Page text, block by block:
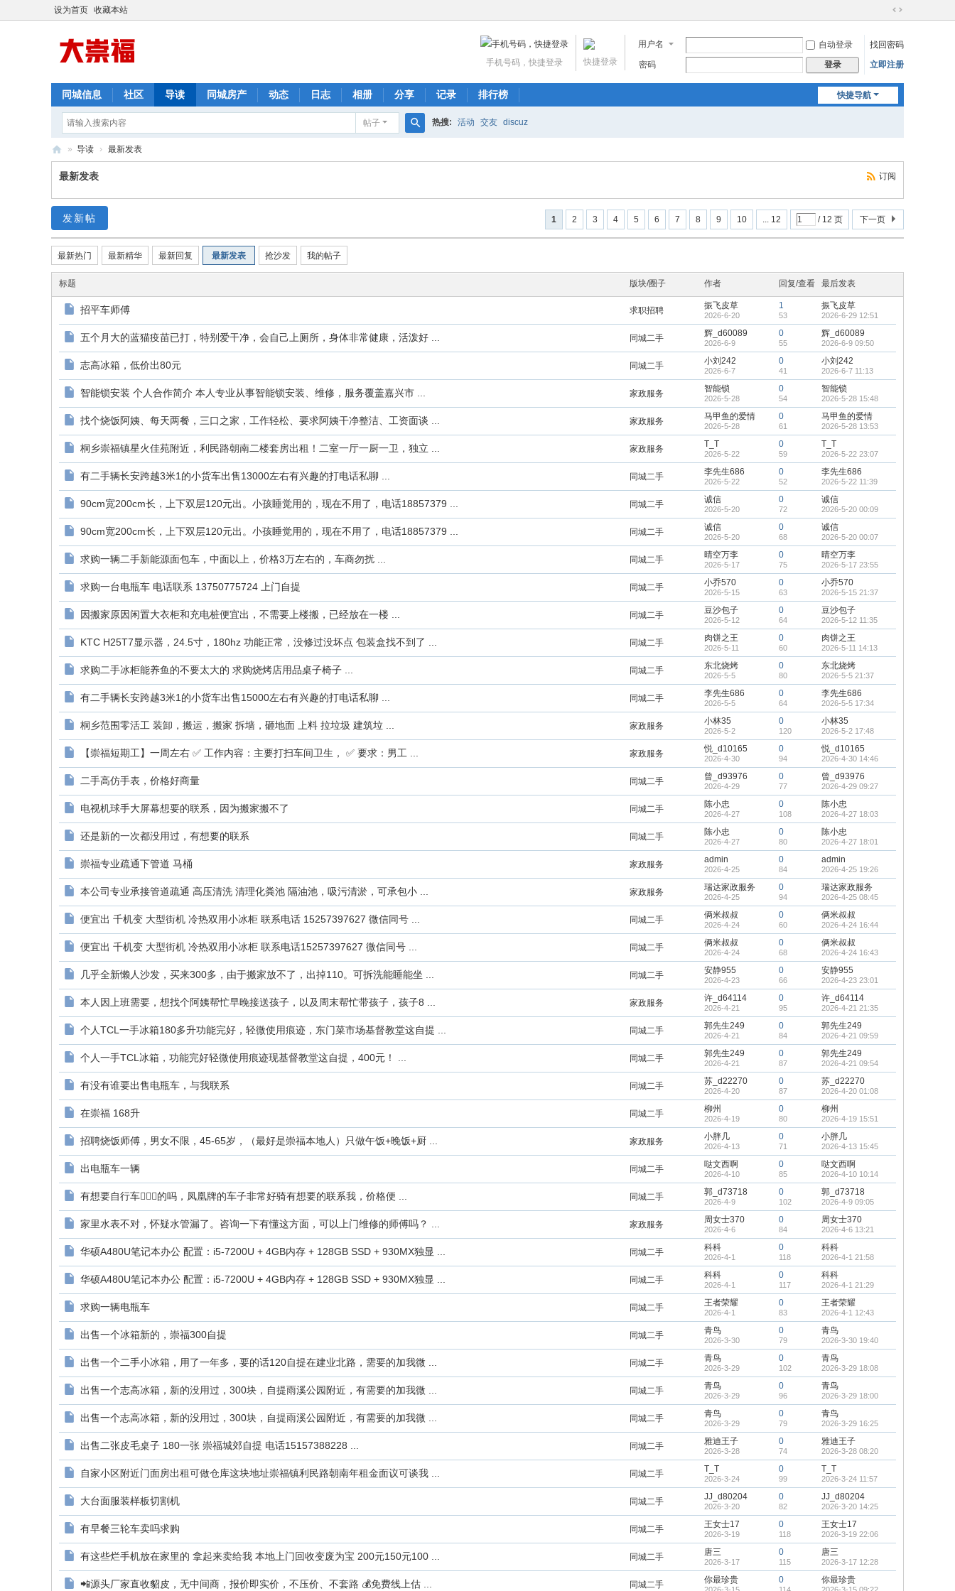
设为首页 收藏本站
切
到
宽
用户名 自动登录
找回密码
密码
登录 立即注册
快捷登录
手机号码，快捷登录
快捷导航
同城信息 社区 导读 同城房产 动态 日志 相册 分享 记录 排行榜
帖子
索
热搜: 活动 交友 discuz
崇
网
» 导读 › 最新发表
订阅
最新发表
1 2 3 4 5 6 7 8 9 10 ... 12 / 12 页 下一页
发新帖
最新热门 最新精华 最新回复 最新发表 抢沙发 我的帖子
标题 版块/圈子 作者 回复/查看 最后发表
招平车师傅 求职招聘 振飞皮草
2026-6-20
1
53
振飞皮草
2026-6-29 12:51
五个月大的蓝猫疫苗已打，特别爱干净，会自己上厕所，身体非常健康，活泼好 ... 同城二手 辉_d60089
2026-6-9
0
55
辉_d60089
2026-6-9 09:50
志高冰箱，低价出80元 同城二手 小刘242
2026-6-7
0
41
小刘242
2026-6-7 11:13
智能锁安装 个人合作简介 本人专业从事智能锁安装、维修，服务覆盖嘉兴市 ... 家政服务 智能锁
2026-5-28
0
54
智能锁
2026-5-28 15:48
找个烧饭阿姨、每天两餐，三口之家，工作轻松、要求阿姨干净整洁、工资面谈 ... 家政服务 马甲鱼的爱情
2026-5-28
0
61
马甲鱼的爱情
2026-5-28 13:53
桐乡崇福镇星火佳苑附近，利民路朝南二楼套房出租！二室一厅一厨一卫，独立 ... 家政服务 T_T
2026-5-22
0
59
T_T
2026-5-22 23:07
有二手辆长安跨越3米1的小货车出售13000左右有兴趣的打电话私聊 ... 同城二手 李先生686
2026-5-22
0
52
李先生686
2026-5-22 11:39
90cm宽200cm长，上下双层120元出。小孩睡觉用的，现在不用了，电话18857379 ... 同城二手 诚信
2026-5-20
0
72
诚信
2026-5-20 00:09
90cm宽200cm长，上下双层120元出。小孩睡觉用的，现在不用了，电话18857379 ... 同城二手 诚信
2026-5-20
0
68
诚信
2026-5-20 00:07
求购一辆二手新能源面包车，中面以上，价格3万左右的，车商勿扰 ... 同城二手 晴空万李
2026-5-17
0
75
晴空万李
2026-5-17 23:55
求购一台电瓶车 电话联系 13750775724 上门自提 同城二手 小乔570
2026-5-15
0
63
小乔570
2026-5-15 21:37
因搬家原因闲置大衣柜和充电桩便宜出，不需要上楼搬，已经放在一楼 ... 同城二手 豆沙包子
2026-5-12
0
64
豆沙包子
2026-5-12 11:35
KTC H25T7显示器，24.5寸，180hz 功能正常，没修过没坏点 包装盒找不到了 ... 同城二手 肉饼之王
2026-5-11
0
60
肉饼之王
2026-5-11 14:13
求购二手冰柜能养鱼的不要太大的 求购烧烤店用品桌子椅子 ... 同城二手 东北烧烤
2026-5-5
0
80
东北烧烤
2026-5-5 21:37
有二手辆长安跨越3米1的小货车出售15000左右有兴趣的打电话私聊 ... 同城二手 李先生686
2026-5-5
0
64
李先生686
2026-5-5 17:34
桐乡范围零活工 装卸，搬运，搬家 拆墙，砸地面 上料 拉垃圾 建筑垃 ... 家政服务 小林35
2026-5-2
0
120
小林35
2026-5-2 17:48
【崇福短期工】一周左右 ✅ 工作内容：主要打扫车间卫生， ✅ 要求：男工 ... 家政服务 悦_d10165
2026-4-30
0
94
悦_d10165
2026-4-30 14:46
二手高仿手表，价格好商量 同城二手 曾_d93976
2026-4-29
0
77
曾_d93976
2026-4-29 09:27
电视机球手大屏幕想要的联系，因为搬家搬不了 同城二手 陈小忠
2026-4-27
0
108
陈小忠
2026-4-27 18:03
还是新的一次都没用过，有想要的联系 同城二手 陈小忠
2026-4-27
0
80
陈小忠
2026-4-27 18:01
崇福专业疏通下管道 马桶 家政服务 admin
2026-4-25
0
84
admin
2026-4-25 19:26
本公司专业承接管道疏通 高压清洗 清理化粪池 隔油池，吸污清淤，可承包小 ... 家政服务 瑞达家政服务
2026-4-25
0
94
瑞达家政服务
2026-4-25 08:45
便宜出 千机变 大型街机 冷热双用小冰柜 联系电话 15257397627 微信同号 ... 同城二手 俩米叔叔
2026-4-24
0
60
俩米叔叔
2026-4-24 16:44
便宜出 千机变 大型街机 冷热双用小冰柜 联系电话15257397627 微信同号 ... 同城二手 俩米叔叔
2026-4-24
0
68
俩米叔叔
2026-4-24 16:43
几乎全新懒人沙发，买来300多，由于搬家放不了，出掉110。可拆洗能睡能坐 ... 同城二手 安静955
2026-4-23
0
66
安静955
2026-4-23 23:01
本人因上班需要，想找个阿姨帮忙早晚接送孩子，以及周末帮忙带孩子，孩子8 ... 家政服务 许_d64114
2026-4-21
0
95
许_d64114
2026-4-21 21:35
个人TCL一手冰箱180多升功能完好，轻微使用痕迹，东门菜市场基督教堂这自提 ... 同城二手 郭先生249
2026-4-21
0
84
郭先生249
2026-4-21 09:59
个人一手TCL冰箱，功能完好轻微使用痕迹现基督教堂这自提，400元！ ... 同城二手 郭先生249
2026-4-21
0
87
郭先生249
2026-4-21 09:54
有没有谁要出售电瓶车，与我联系 同城二手 苏_d22270
2026-4-20
0
87
苏_d22270
2026-4-20 01:08
在崇福 168升 同城二手 柳州
2026-4-19
0
80
柳州
2026-4-19 15:51
招聘烧饭师傅，男女不限，45-65岁，（最好是崇福本地人）只做午饭+晚饭+厨 ... 家政服务 小胖几
2026-4-13
0
71
小胖几
2026-4-13 15:45
出电瓶车一辆 同城二手 哒文西啊
2026-4-10
0
85
哒文西啊
2026-4-10 10:14
有想要自行车🚴🏻‍♀️的吗，凤凰牌的车子非常好骑有想要的联系我，价格便 ... 同城二手 郭_d73718
2026-4-9
0
102
郭_d73718
2026-4-9 09:05
家里水表不对，怀疑水管漏了。咨询一下有懂这方面，可以上门维修的师傅吗？ ... 家政服务 周女士370
2026-4-6
0
84
周女士370
2026-4-6 13:21
华硕A480U笔记本办公 配置：i5-7200U + 4GB内存 + 128GB SSD + 930MX独显 ... 同城二手 科科
2026-4-1
0
118
科科
2026-4-1 21:58
华硕A480U笔记本办公 配置：i5-7200U + 4GB内存 + 128GB SSD + 930MX独显 ... 同城二手 科科
2026-4-1
0
117
科科
2026-4-1 21:29
求购一辆电瓶车 同城二手 王者荣耀
2026-4-1
0
83
王者荣耀
2026-4-1 12:43
出售一个冰箱新的，崇福300自提 同城二手 青鸟
2026-3-30
0
79
青鸟
2026-3-30 19:40
出售一个二手小冰箱，用了一年多，要的话120自提在建业北路，需要的加我微 ... 同城二手 青鸟
2026-3-29
0
102
青鸟
2026-3-29 18:08
出售一个志高冰箱，新的没用过，300块，自提雨溪公园附近，有需要的加我微 ... 同城二手 青鸟
2026-3-29
0
96
青鸟
2026-3-29 18:00
出售一个志高冰箱，新的没用过，300块，自提雨溪公园附近，有需要的加我微 ... 同城二手 青鸟
2026-3-29
0
79
青鸟
2026-3-29 16:25
出售二张皮毛桌子 180一张 崇福城郊自提 电话15157388228 ... 同城二手 雅迪王子
2026-3-28
0
74
雅迪王子
2026-3-28 08:20
自家小区附近门面房出租可做仓库这块地址崇福镇利民路朝南年租金面议可谈我 ... 同城二手 T_T
2026-3-24
0
99
T_T
2026-3-24 11:57
大台面服装样板切割机 同城二手 JJ_d80204
2026-3-20
0
82
JJ_d80204
2026-3-20 14:25
有早餐三轮车卖吗求购 同城二手 王女士17
2026-3-19
0
118
王女士17
2026-3-19 22:06
有这些烂手机放在家里的 拿起来卖给我 本地上门回收变废为宝 200元150元100 ... 同城二手 唐三
2026-3-17
0
115
唐三
2026-3-17 12:28
📲源头厂家直收貂皮，无中间商，报价即实价，不压价、不套路 💰免费线上估 ... 同城二手 你最珍贵 0 你最珍贵